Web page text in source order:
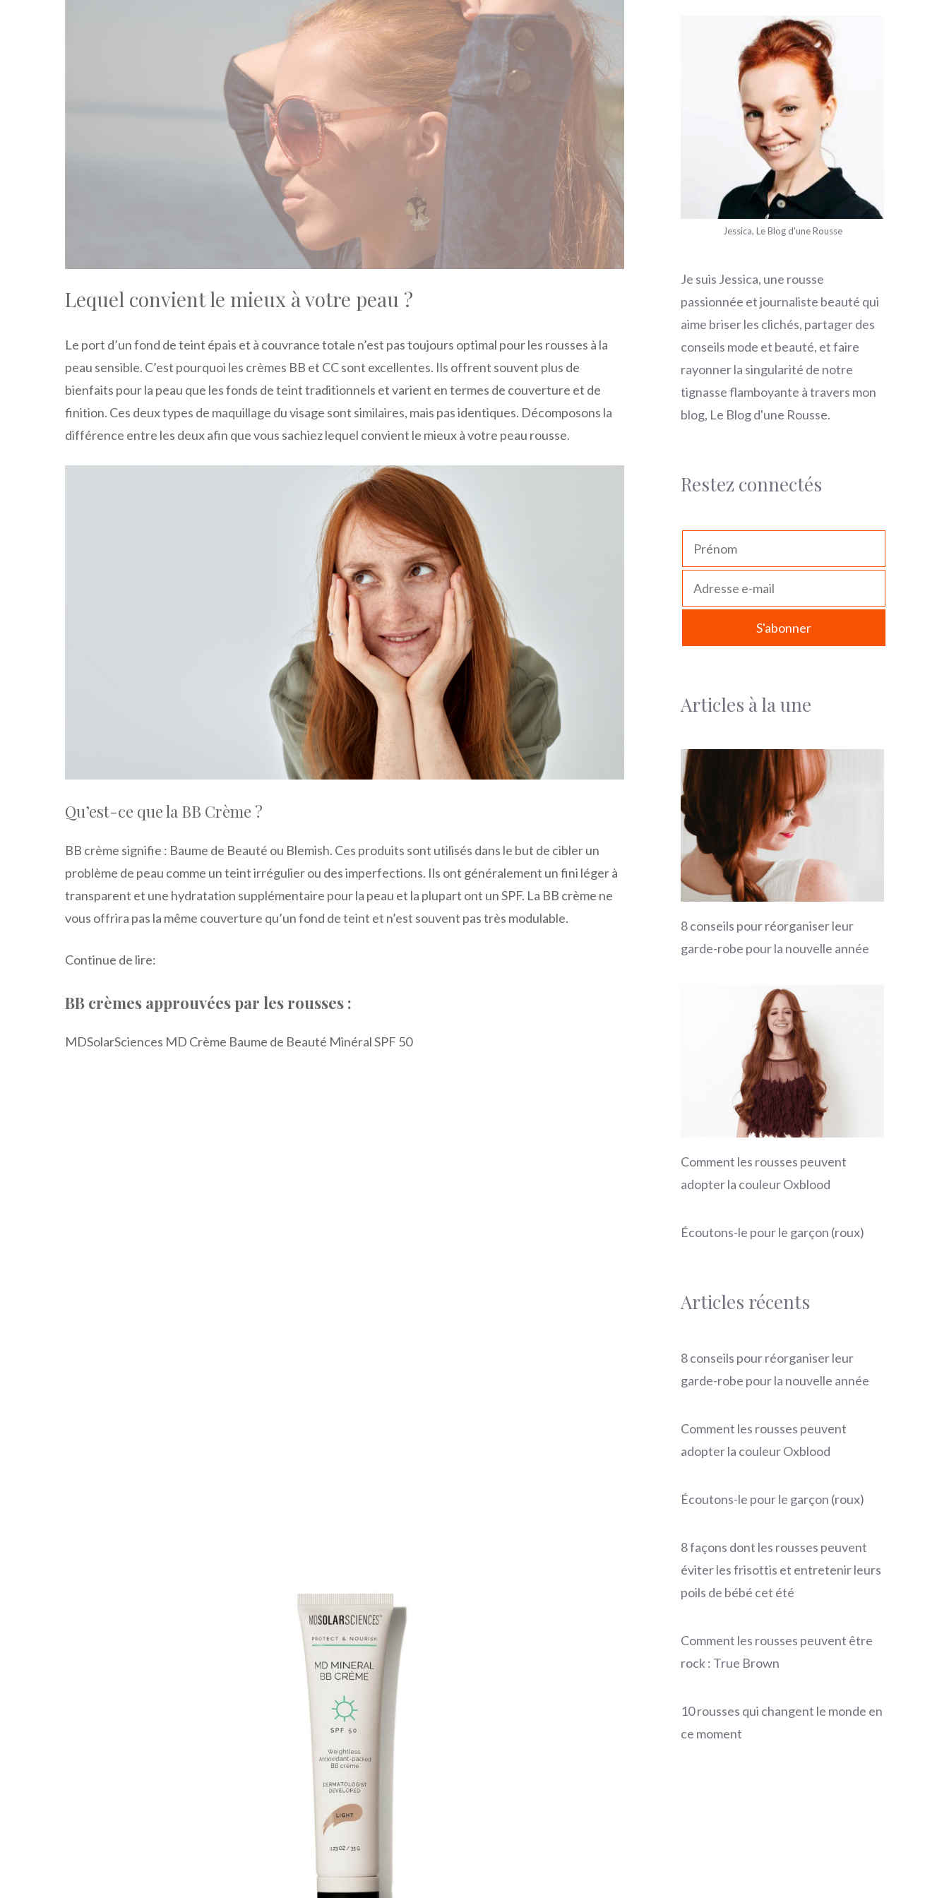
Lequel convient le mieux à votre peau ?
Le port d’un fond de teint épais et à couvrance totale n’est pas toujours optimal pour les rousses à la
peau sensible. C’est pourquoi les crèmes BB et CC sont excellentes. Ils offrent souvent plus de
bienfaits pour la peau que les fonds de teint traditionnels et varient en termes de couverture et de
finition. Ces deux types de maquillage du visage sont similaires, mais pas identiques. Décomposons la
différence entre les deux afin que vous sachiez lequel convient le mieux à votre peau rousse.
Qu’est-ce que la BB Crème ?
BB crème signifie : Baume de Beauté ou Blemish. Ces produits sont utilisés dans le but de cibler un
problème de peau comme un teint irrégulier ou des imperfections. Ils ont généralement un fini léger à
transparent et une hydratation supplémentaire pour la peau et la plupart ont un SPF. La BB crème ne
vous offrira pas la même couverture qu’un fond de teint et n’est souvent pas très modulable.
Continue de lire:
BB crèmes approuvées par les rousses :
MDSolarSciences MD Crème Baume de Beauté Minéral SPF 50
Jessica, Le Blog d'une Rousse
Je suis Jessica, une rousse
passionnée et journaliste beauté qui
aime briser les clichés, partager des
conseils mode et beauté, et faire
rayonner la singularité de notre
tignasse flamboyante à travers mon
blog, Le Blog d'une Rousse.
Restez connectés
Articles à la une
8 conseils pour réorganiser leur
garde-robe pour la nouvelle année
Comment les rousses peuvent
adopter la couleur Oxblood
Écoutons-le pour le garçon (roux)
Articles récents
8 conseils pour réorganiser leur
garde-robe pour la nouvelle année
Comment les rousses peuvent
adopter la couleur Oxblood
Écoutons-le pour le garçon (roux)
8 façons dont les rousses peuvent
éviter les frisottis et entretenir leurs
poils de bébé cet été
Comment les rousses peuvent être
rock : True Brown
10 rousses qui changent le monde en
ce moment